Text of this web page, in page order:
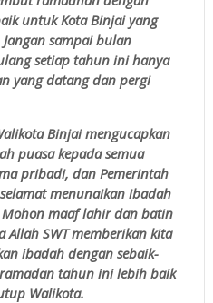
untuk Kota Binjai yang
sampai bulan
setiap tahun ini hanya
yang datang dan pergi
Binjai mengucapkan
puasa kepada semua
pribadi, dan Pemerintah
menunaikan ibadah
Mohon maaf lahir dan batin
Allah SWT memberikan kita
ibadah dengan sebaik-
tahun ini lebih baik
Walikota.